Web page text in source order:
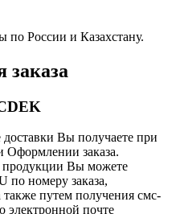
по России и Казахстану.
заказа
Вы получаете при
Оформлении заказа.
продукции Вы можете
по номеру заказа,
путем получения смс-
электронной почте